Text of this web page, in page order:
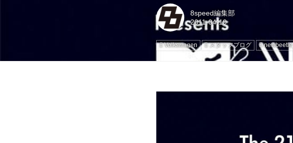
8speed編集部
Volkswagen スタッフブログ newbeetle